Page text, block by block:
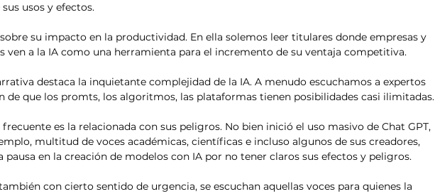
usos y efectos.
su impacto en la productividad. En ella solemos leer titulares donde empresas y
ven a la IA como una herramienta para el incremento de su ventaja competitiva.
destaca la inquietante complejidad de la IA. A menudo escuchamos a expertos
de que los promts, los algoritmos, las plataformas tienen posibilidades casi ilimitadas.
es la relacionada con sus peligros. No bien inició el uso masivo de Chat GPT,
multitud de voces académicas, científicas e incluso algunos de sus creadores,
pausa en la creación de modelos con IA por no tener claros sus efectos y peligros.
con cierto sentido de urgencia, se escuchan aquellas voces para quienes la